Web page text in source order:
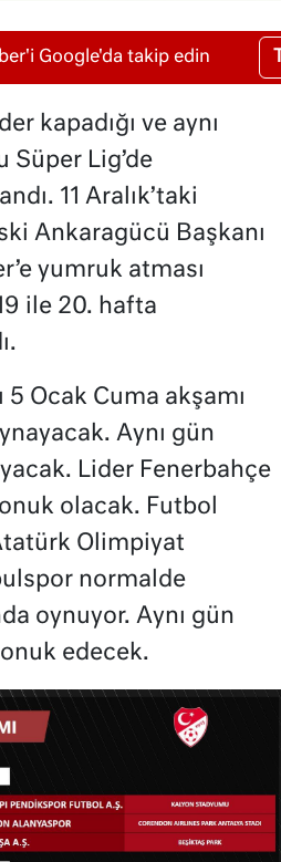
Google'da takip edin
kapadığı ve aynı
Süper Lig’de
11 Aralık’taki
Ankaragücü Başkanı
yumruk atması
ile 20. hafta
5 Ocak Cuma akşamı
Aynı gün
Lider Fenerbahçe
olacak. Futbol
Olimpiyat
normalde
oynuyor. Aynı gün
edecek.